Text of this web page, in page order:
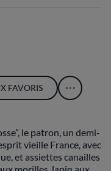
FAVORIS
le patron, un demi-
vieille France, avec
et assiettes canailles